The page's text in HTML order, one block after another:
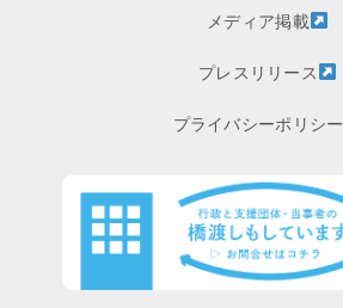
メディア掲載
プレスリリース
プライバシーポリシー